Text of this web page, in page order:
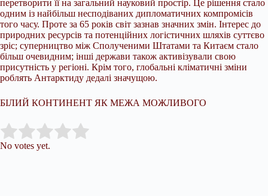
перетворити її на загальний науковий простір. Це рішення стало
одним із найбільш несподіваних дипломатичних компромісів
того часу. Проте за 65 років світ зазнав значних змін. Інтерес до
природних ресурсів та потенційних логістичних шляхів суттєво
зріс; суперництво між Сполученими Штатами та Китаєм стало
більш очевидним; інші держави також активізували свою
присутність у регіоні. Крім того, глобальні кліматичні зміни
роблять Антарктиду дедалі значущою.
БІЛИЙ КОНТИНЕНТ ЯК МЕЖА МОЖЛИВОГО
Rate this item:
No votes yet.